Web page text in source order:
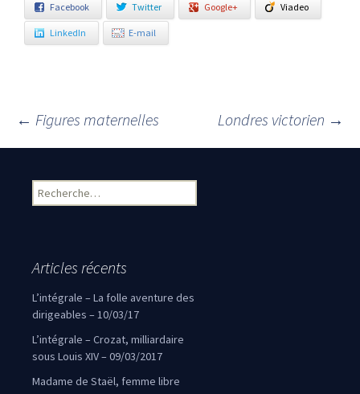
Facebook Twitter Google+ Viadeo
LinkedIn E-mail
Navigation des articles
← Figures maternelles Londres victorien →
Rechercher :
Articles récents
L’intégrale – La folle aventure des
dirigeables – 10/03/17
L’intégrale – Crozat, milliardaire
sous Louis XIV – 09/03/2017
Madame de Staël, femme libre